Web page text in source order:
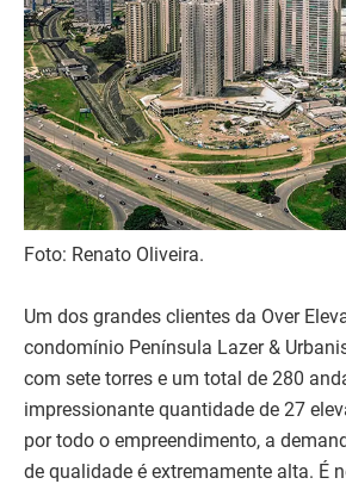
Foto: Renato Oliveira.
Um dos grandes clientes da Over
condomínio Península Lazer &
com sete torres e um total de 280
impressionante quantidade de 27
por todo o empreendimento, a
de qualidade é extremamente alta. É